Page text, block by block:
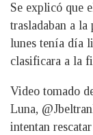
Se explicó que
trasladaban a
lunes tenía día
clasificara a la
Video tomado
Luna,
intentan